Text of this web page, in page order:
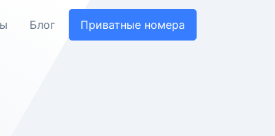
Блог Приватные номера